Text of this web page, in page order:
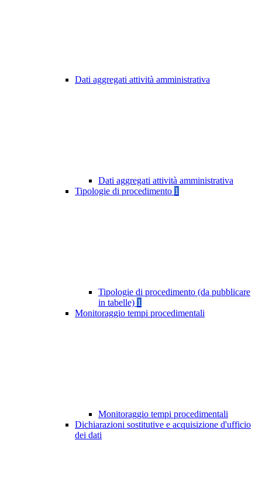
Dati aggregati attività amministrativa
Dati aggregati attività amministrativa
Tipologie di procedimento 1
Tipologie di procedimento (da pubblicare
in tabelle) 1
Monitoraggio tempi procedimentali
Monitoraggio tempi procedimentali
Dichiarazioni sostitutive e acquisizione d'ufficio
dei dati